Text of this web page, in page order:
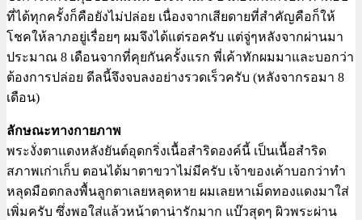
ที่ได้ทุกครั้งก็คือยังไม่ปล่อย เนื่องจากเสียดายที่สำคัญคือก็ให้
โชคให้ลาภอยู่เรื่อยๆ ผมจึงได้แต่รอครับ แต่จู่ๆหลังจากผ่านมา
ประมาณ 8 เดือนจากที่คุยกันครั้งแรก พี่เค้าทักผมมาและบอกว่า
ต้องการปล่อย ดีลนี้จึงจบลงอย่างรวดเร็วครับ (หลังจากรอมา 8
เดือน)
ลักษณะทางกายภาพ
พระงั่งตาแดงหลังยันต์อุดกริ่งเนื้อสำริดองค์นี้ เป็นเนื้อสำริด
สภาพเก่าเก็บ ตอนได้มาตาขวาไม่มีครับ เจ้าของเค้าบอกว่าทำ
หลุดมือตกลงพื้นลูกตาเลยหลุดหาย ผมเลยหาเม็ดทองแดงมาใส่
เพิ่มครับ ซึ่งพอใส่แล้วหน้าตาน่ารักมาก แบ๊วสุดๆ ผิวพระผ่าน